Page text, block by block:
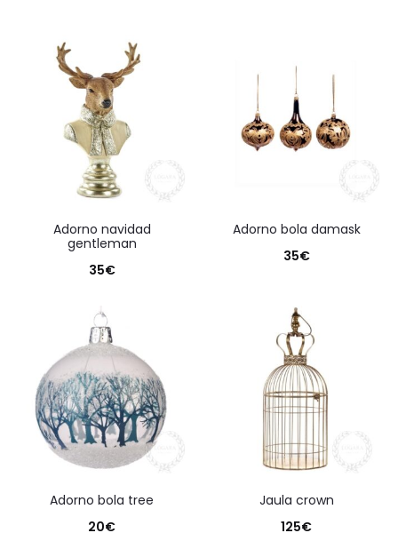
adorno navidad
gentleman
35€
adorno bola damask
35€
adorno bola tree
20€
jaula crown
125€